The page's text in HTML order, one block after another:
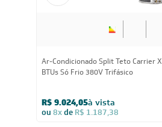
Ar-Condicionado Split Teto Carrier
BTUs Só Frio 380V Trifásico
R$ 9.024,05à vista
ou 8xde R$ 1.187,38